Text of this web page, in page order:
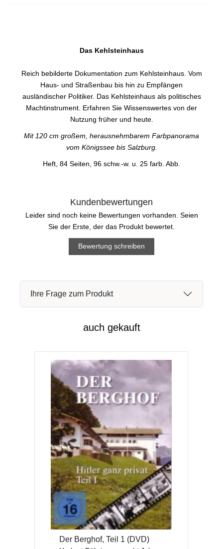
Das Kehlsteinhaus
Reich bebilderte Dokumentation zum Kehlsteinhaus. Vom
Haus- und Straßenbau bis hin zu Empfängen
ausländischer Politiker. Das Kehlsteinhaus als politisches
Machtinstrument. Erfahren Sie Wissenswertes von der
Nutzung früher und heute.
Mit 120 cm großem, herausnehmbarem Farbpanorama
vom Königssee bis Salzburg.
Heft, 84 Seiten, 96 schw.-w. u. 25 farb. Abb.
Kundenbewertungen
Leider sind noch keine Bewertungen vorhanden. Seien
Sie der Erste, der das Produkt bewertet.
Bewertung schreiben
Ihre Frage zum Produkt
auch gekauft
Der Berghof, Teil 1 (DVD)